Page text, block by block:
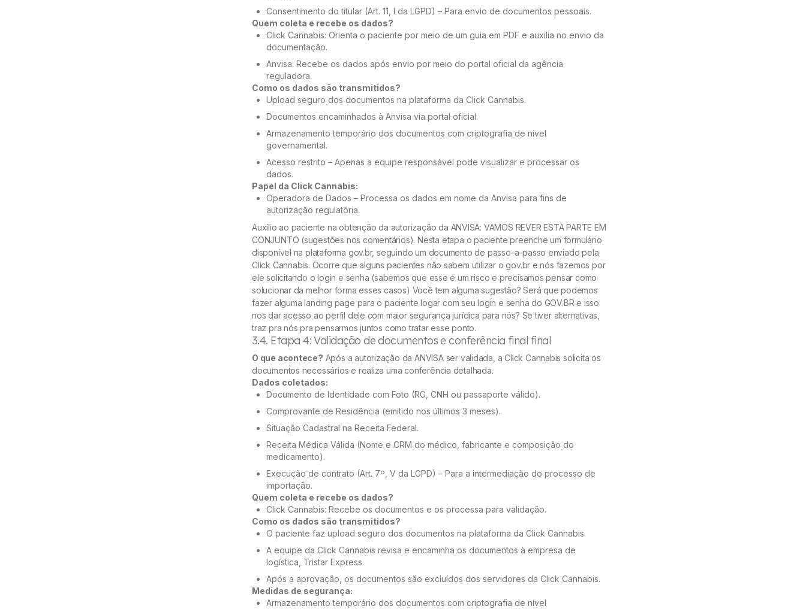
Consentimento do titular (Art. 11, I da LGPD) – Para envio de documentos pessoais.
Quem coleta e recebe os dados?
Click Cannabis: Orienta o paciente por meio de um guia em PDF e auxilia no envio da
documentação.
Anvisa: Recebe os dados após envio por meio do portal oficial da agência
reguladora.
Como os dados são transmitidos?
Upload seguro dos documentos na plataforma da Click Cannabis.
Documentos encaminhados à Anvisa via portal oficial.
Armazenamento temporário dos documentos com criptografia de nível
governamental.
Acesso restrito – Apenas a equipe responsável pode visualizar e processar os
dados.
Papel da Click Cannabis:
Operadora de Dados – Processa os dados em nome da Anvisa para fins de
autorização regulatória.
Auxílio ao paciente na obtenção da autorização da ANVISA: VAMOS REVER ESTA PARTE EM
CONJUNTO (sugestões nos comentários). Nesta etapa o paciente preenche um formulário
disponível na plataforma gov.br, seguindo um documento de passo-a-passo enviado pela
Click Cannabis. Ocorre que alguns pacientes não sabem utilizar o gov.br e nós fazemos por
ele solicitando o login e senha (sabemos que esse é um risco e precisamos pensar como
solucionar da melhor forma esses casos) Você tem alguma sugestão? Será que podemos
fazer alguma landing page para o paciente logar com seu login e senha do GOV.BR e isso
nos dar acesso ao perfil dele com maior segurança jurídica para nós? Se tiver alternativas,
traz pra nós pra pensarmos juntos como tratar esse ponto.
3.4. Etapa 4: Validação de documentos e conferência final final
O que acontece? Após a autorização da ANVISA ser validada, a Click Cannabis solicita os
documentos necessários e realiza uma conferência detalhada.
Dados coletados:
Documento de Identidade com Foto (RG, CNH ou passaporte válido).
Comprovante de Residência (emitido nos últimos 3 meses).
Situação Cadastral na Receita Federal.
Receita Médica Válida (Nome e CRM do médico, fabricante e composição do
medicamento).
Execução de contrato (Art. 7º, V da LGPD) – Para a intermediação do processo de
importação.
Quem coleta e recebe os dados?
Click Cannabis: Recebe os documentos e os processa para validação.
Como os dados são transmitidos?
O paciente faz upload seguro dos documentos na plataforma da Click Cannabis.
A equipe da Click Cannabis revisa e encaminha os documentos à empresa de
logística, Tristar Express.
Após a aprovação, os documentos são excluídos dos servidores da Click Cannabis.
Medidas de segurança:
Armazenamento temporário dos documentos com criptografia de nível